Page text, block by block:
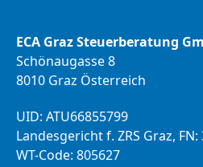
ECA Graz Steuerberatung
Schönaugasse 8
8010 Graz Österreich
UID: ATU66855799
Landesgericht f. ZRS Graz, FN:
WT-Code: 805627